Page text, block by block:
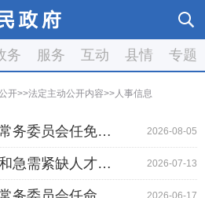
务 服务 互动 县情 专题
开>>法定主动公开内容>>人事信息
高台县人民代表大会常务委员会任免名单（2... 2026-08-05
高台县拟引进高层次和急需紧缺人才人选公示 2026-07-13
2026-06-17